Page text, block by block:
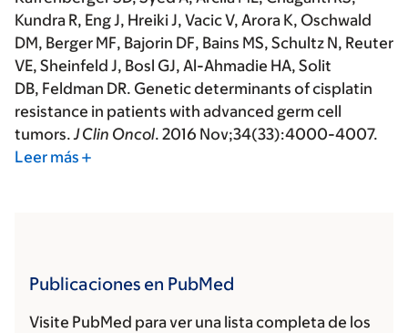
Kundra R, Eng J, Hreiki J, Vacic V, Arora K, Oschwald
DM, Berger MF, Bajorin DF, Bains MS, Schultz N, Reuter
VE, Sheinfeld J, Bosl GJ, Al-Ahmadie HA, Solit
DB, Feldman DR. Genetic determinants of cisplatin
resistance in patients with advanced germ cell
tumors.J Clin Oncol. 2016 Nov;34(33):4000-4007.
Leer más
Publicaciones en PubMed
Visite PubMed para ver una lista completa de los